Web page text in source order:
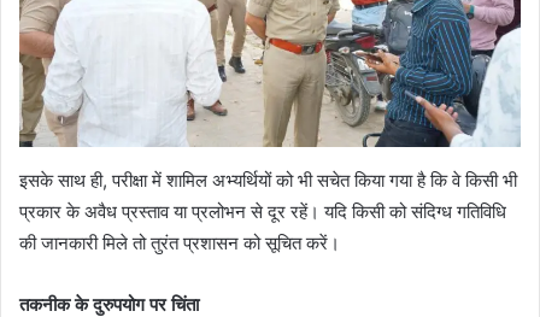
इसके साथ ही, परीक्षा में शामिल अभ्यर्थियों को भी सचेत किया गया है कि वे किसी भी
प्रकार के अवैध प्रस्ताव या प्रलोभन से दूर रहें। यदि किसी को संदिग्ध गतिविधि
की जानकारी मिले तो तुरंत प्रशासन को सूचित करें।
तकनीक के दुरुपयोग पर चिंता